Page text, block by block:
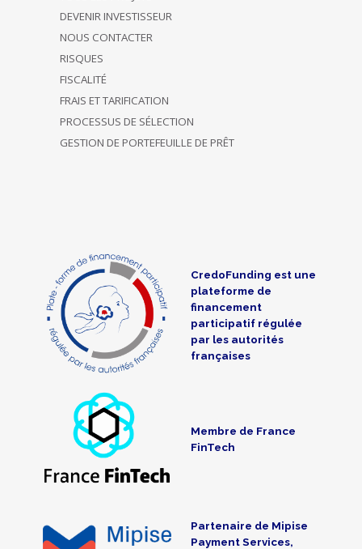
DEVENIR INVESTISSEUR
NOUS CONTACTER
RISQUES
FISCALITÉ
FRAIS ET TARIFICATION
PROCESSUS DE SÉLECTION
GESTION DE PORTEFEUILLE DE PRÊT
CredoFunding est une
plateforme de
financement
participatif régulée
par les autorités
françaises
Membre de France
FinTech
Partenaire de Mipise
Payment Services,